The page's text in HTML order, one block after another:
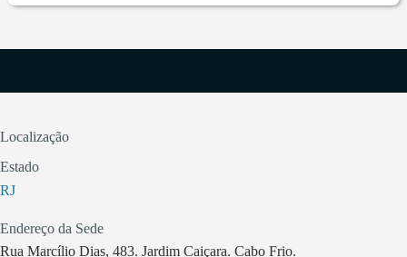
Localização
Estado
RJ
Endereço da Sede
Rua Marcílio Dias, 483. Jardim Caiçara. Cabo Frio.